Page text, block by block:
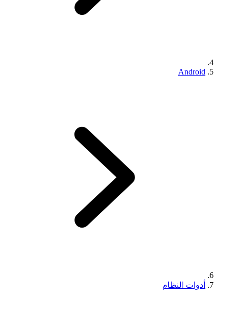
Android
أدوات النظام